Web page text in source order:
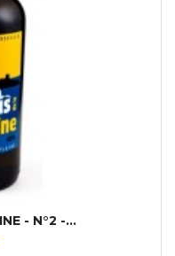
- N°2 -...